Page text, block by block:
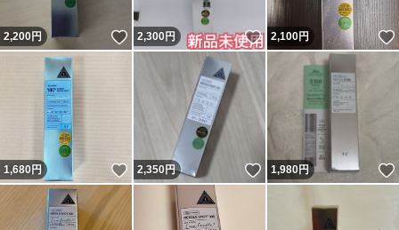
2,200円 いいね！
2,300円 いいね！
2,100円
1,680円 いいね！
2,350円 いいね！
1,980円